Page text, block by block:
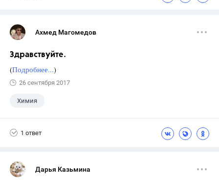
Ахмед Магомедов
Здравствуйте.
(Подробнее...)
26 сентября 2017
Химия
1 ответ
Дарья Казьмина